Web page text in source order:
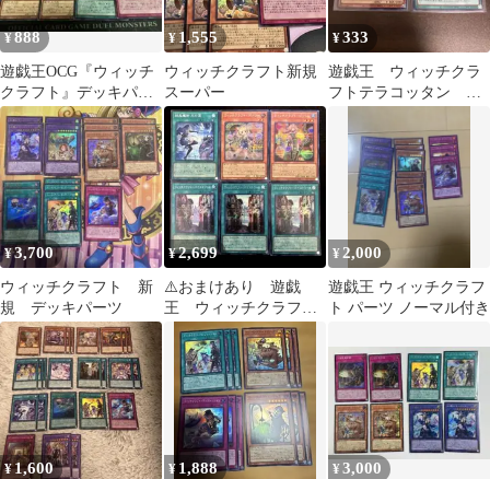
¥888
遊戯王OCG『ウィッチ
クラフト』デッキパー
ツ
¥ 1,555
ウィッチクラフト新規
スーパー
¥333
遊戯王 ウィッチクラ
フトテラコッタン セ
¥3,700
ウィッチクラフト 新
規 デッキパーツ
¥2,699
⚠️おまけあり 遊戯
王 ウィッチクラフ
ト 再録シークレット
まとめ売り 4種類6枚
¥ 2,000
遊戯王 ウィッチクラフ
ト パーツ ノーマル付き
¥1,600 ¥ 1,888 ¥3,000